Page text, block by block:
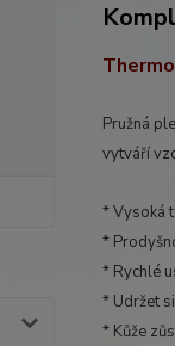
Pružná
vytváří
* Vysoká
*
* Rychlé
* Udržet
* Kůže